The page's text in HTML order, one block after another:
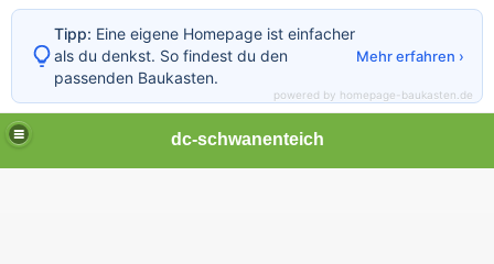
dc-schwanenteich
Tipp: Eine eigene Homepage ist einfacher
als du denkst. So findest du den
passenden Baukasten.
Mehr erfahren ›
powered by homepage-baukasten.de